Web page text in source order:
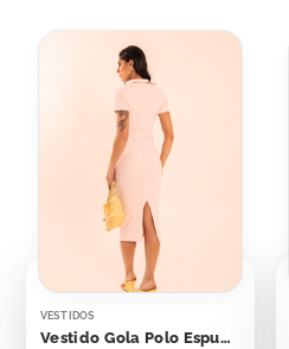
VESTIDOS
Vestido Gola Polo Espumante Rosê